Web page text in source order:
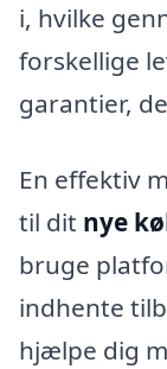
i, hvilke
forskellige
garantier,
En effektiv
til dit nye
bruge
indhente
hjælpe dig